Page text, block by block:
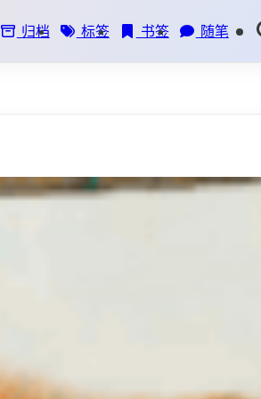
归档 标签 书签 随笔